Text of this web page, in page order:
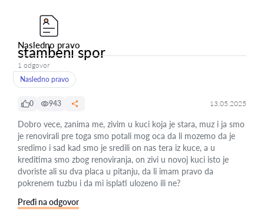
Nasledno pravo
stambeni spor
1 odgovor
Nasledno pravo
0 943 13.05.2025
Dobro vece, zanima me, zivim u kuci koja je stara, muz i ja smo
je renovirali pre toga smo potali mog oca da li mozemo da je
sredimo i sad kad smo je sredili on nas tera iz kuce, a u
kreditima smo zbog renoviranja, on zivi u novoj kuci isto je
dvoriste ali su dva placa u pitanju, da li imam pravo da
pokrenem tuzbu i da mi isplati ulozeno ili ne?
Pređi na odgovor